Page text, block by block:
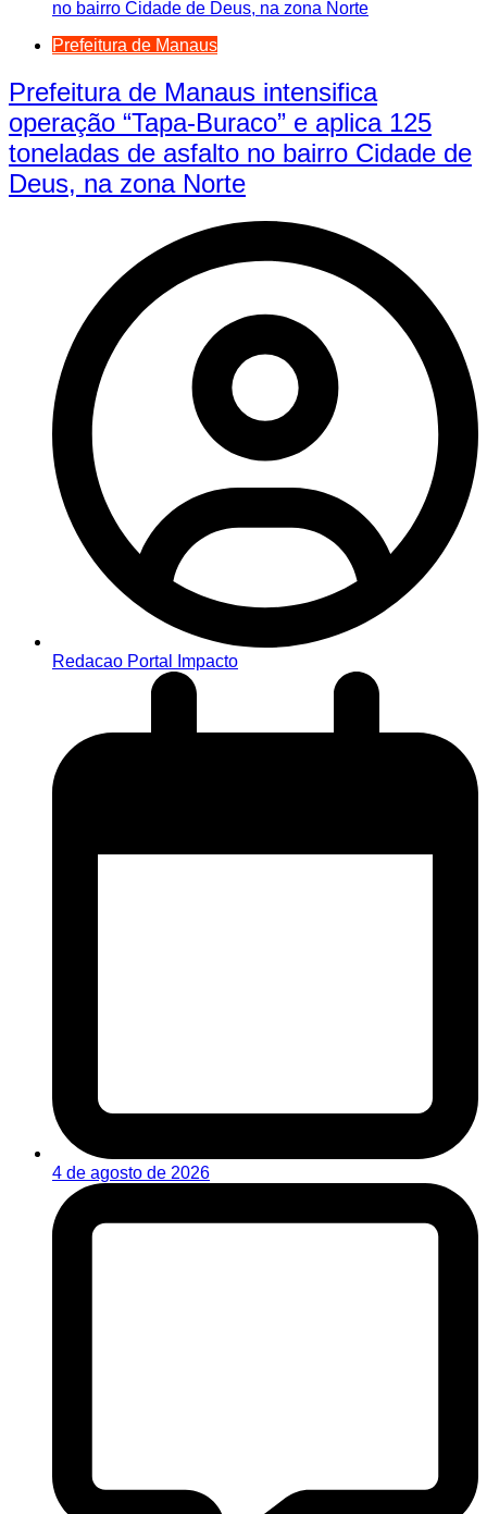
Prefeitura de Manaus
Prefeitura de Manaus intensifica
operação “Tapa-Buraco” e aplica 125
toneladas de asfalto no bairro Cidade de
Deus, na zona Norte
Redacao Portal Impacto
4 de agosto de 2026